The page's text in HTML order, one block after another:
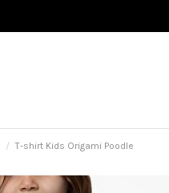
T-shirt Kids Origami Poodle